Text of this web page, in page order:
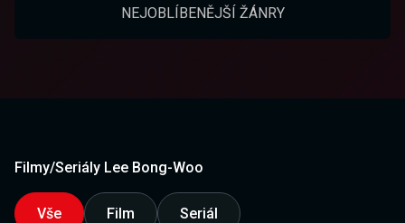
NEJOBLÍBENĚJŠÍ ŽÁNRY
Filmy/Seriály Lee Bong-Woo
Vše Film Seriál